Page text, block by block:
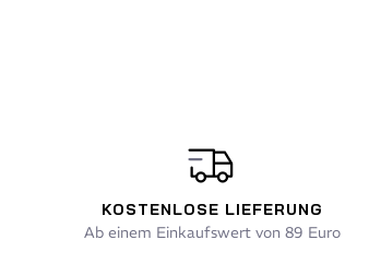
KOSTENLOSE LIEFERUNG
Ab einem Einkaufswert von 89 Euro